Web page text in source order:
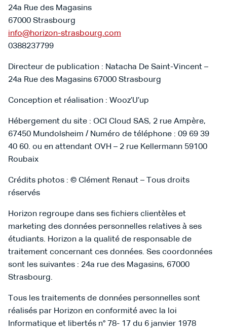
24a Rue des Magasins
67000 Strasbourg
info@horizon-strasbourg.com
0388237799
Directeur de publication : Natacha De Saint-Vincent –
24a Rue des Magasins 67000 Strasbourg
Conception et réalisation : Wooz’U’up
Hébergement du site : OCI Cloud SAS, 2 rue Ampère,
67450 Mundolsheim / Numéro de téléphone : 09 69 39
40 60. ou en attendant OVH – 2 rue Kellermann 59100
Roubaix
Crédits photos : © Clément Renaut – Tous droits
réservés
Horizon regroupe dans ses fichiers clientèles et
marketing des données personnelles relatives à ses
étudiants. Horizon a la qualité de responsable de
traitement concernant ces données. Ses coordonnées
sont les suivantes : 24a rue des Magasins, 67000
Strasbourg.
Tous les traitements de données personnelles sont
réalisés par Horizon en conformité avec la loi
Informatique et libertés n° 78- 17 du 6 janvier 1978